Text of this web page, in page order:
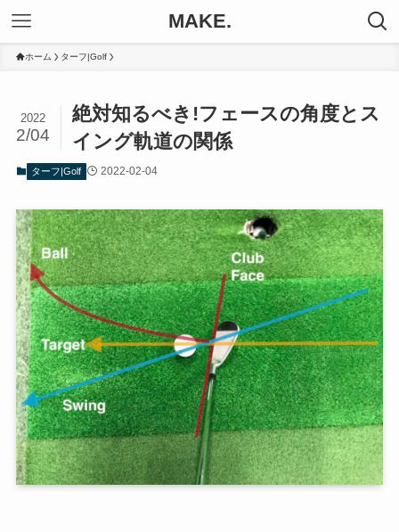
MAKE.
ホーム ターフ|Golf
絶対知るべき!フェースの角度とス
イング軌道の関係
2022
2/04
ターフ|Golf 2022-02-04